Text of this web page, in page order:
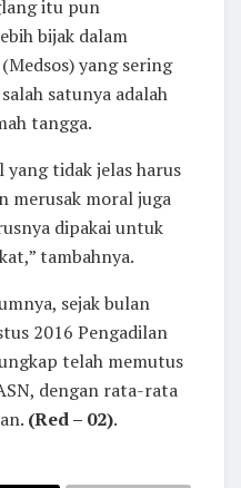
itu pun
bijak dalam
yang sering
satunya adalah
tangga.
yang tidak jelas harus
merusak moral juga
dipakai untuk
tambahnya.
sejak bulan
2016 Pengadilan
telah memutus
dengan rata-rata
(Red – 02).